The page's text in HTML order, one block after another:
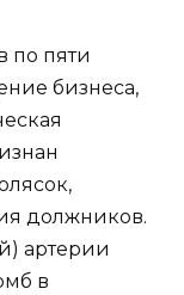
по пяти
бизнеса,
должников.
артерии
в